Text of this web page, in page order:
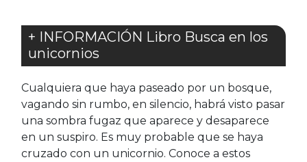
+ INFORMACIÓN Libro Busca en los
unicornios
Cualquiera que haya paseado por un bosque,
vagando sin rumbo, en silencio, habrá visto pasar
una sombra fugaz que aparece y desaparece
en un suspiro. Es muy probable que se haya
cruzado con un unicornio. Conoce a estos